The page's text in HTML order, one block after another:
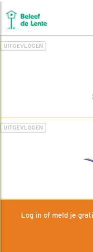
UITGEVLOGEN
UITGEVLOGEN
Log in of meld je